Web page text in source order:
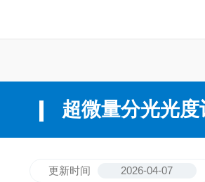
超微量分光光
更新时间 2026-04-07